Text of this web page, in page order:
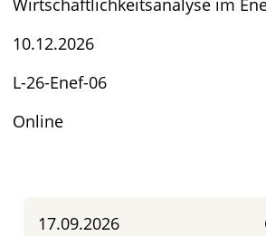
Wirtschaft­lich­keits­analyse im
10.12.2026
L-26-Enef-06
Online
17.09.2026